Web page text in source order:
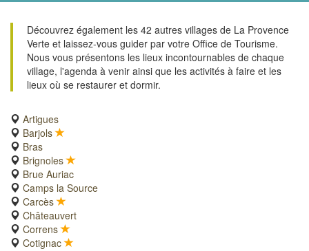
Découvrez également les 42 autres villages de La Provence
Verte et laissez-vous guider par votre Office de Tourisme.
Nous vous présentons les lieux incontournables de chaque
village, l'agenda à venir ainsi que les activités à faire et les
lieux où se restaurer et dormir.
Artigues
Barjols
Bras
Brignoles
Brue Auriac
Camps la Source
Carcès
Châteauvert
Correns
Cotignac